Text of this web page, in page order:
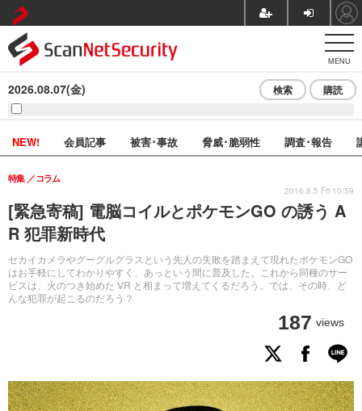
MENU
2026.08.07(金) 検索 購読
NEW! 会員記事 被害･事故 脅威･脆弱性 調査･報告
[緊急寄稿] 電脳コイルとポケモンGO の誘う A
R 犯罪新時代
セカイカメラやグーグルグラスという先人の失敗を踏まえて現れたポケモンGO
はお手軽にしてわかりやすく、あっという間に普及した。これから同種のサー
ビスは、火のつき始めた VR と相まって増えてくるだろう。では、その時、ど
んな犯罪が起こるのだろう？
特集 コラム
187 views
2016.8.5 Fri 10:59